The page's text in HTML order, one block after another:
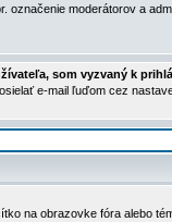
označenie moderátorov a
som vyzvaný k
e-mail ľuďom cez
na obrazovke fóra alebo